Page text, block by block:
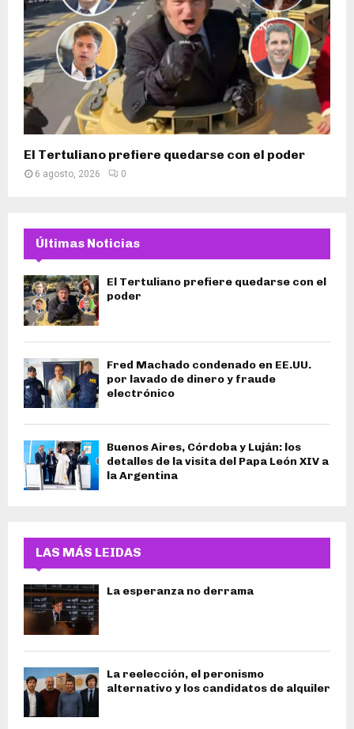
El Tertuliano prefiere quedarse con el poder
6 agosto, 2026 0
Últimas Noticias
El Tertuliano prefiere quedarse con el
poder
Fred Machado condenado en EE.UU.
por lavado de dinero y fraude
electrónico
Buenos Aires, Córdoba y Luján: los
detalles de la visita del Papa León XIV a
la Argentina
LAS MÁS LEIDAS
La esperanza no derrama
La reelección, el peronismo
alternativo y los candidatos de alquiler